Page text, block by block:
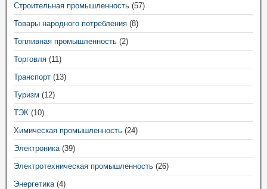
Строительная промышленность (57)
Товары народного потребления (8)
Топливная промышленность (2)
Торговля (11)
Транспорт (13)
Туризм (12)
ТЭК (10)
Химическая промышленность (24)
Электроника(39)
Электротехническая промышленность (26)
Энергетика(4)